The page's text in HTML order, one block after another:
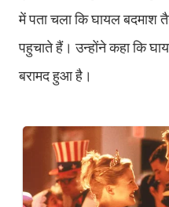
में पता चला कि घायल
पहुचाते हैं। उन्होंने कहा कि
बरामद हुआ है।